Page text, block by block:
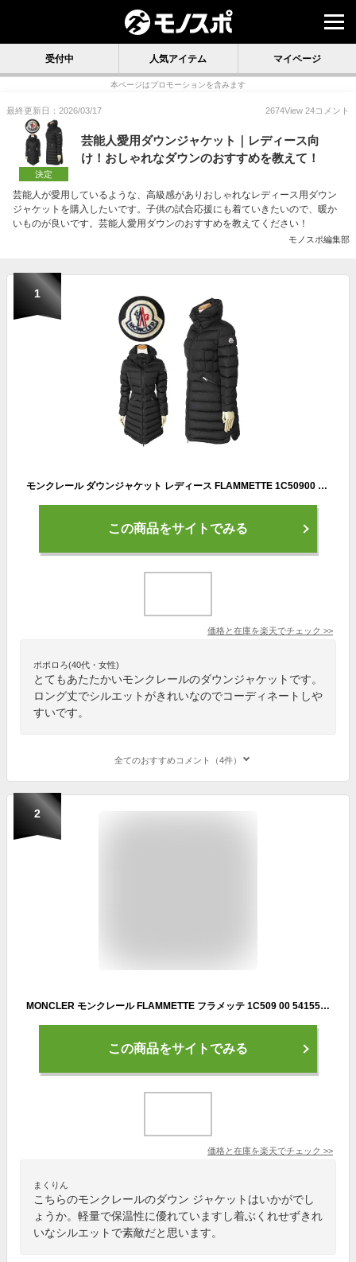
受付中 人気アイテム マイページ
本ページはプロモーションを含みます
最終更新日：2026/03/17 2674View 24コメント
決定
芸能人愛用ダウンジャケット｜レディース向
け！おしゃれなダウンのおすすめを教えて！
芸能人が愛用しているような、高級感がありおしゃれなレディース用ダウン
ジャケットを購入したいです。子供の試合応援にも着ていきたいので、暖か
いものが良いです。芸能人愛用ダウンのおすすめを教えてください！
モノスポ編集部
1
モンクレール ダウンジャケット レディース FLAMMETTE 1C50900 54155 999 フラメッテ ダウンコート アウター ブラック 黒 MONCLER
この商品をサイトでみる
価格と在庫を楽天でチェック >>
ポポロろ(40代・女性)
とてもあたたかいモンクレールのダウンジャケットです。
ロング丈でシルエットがきれいなのでコーディネートしや
すいです。
全てのおすすめコメント（4件）
2
MONCLER モンクレール FLAMMETTE フラメッテ 1C509 00 54155 ダウンコート ダウンジャケット Aライン フード付き 999 レディース 【dc_kikaku】【po_sannn】
この商品をサイトでみる
価格と在庫を楽天でチェック >>
まくりん
こちらのモンクレールのダウン ジャケットはいかがでし
ょうか。軽量で保温性に優れていますし着ぶくれせずきれ
いなシルエットで素敵だと思います。